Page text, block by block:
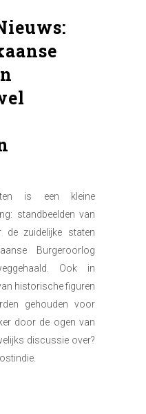
is een kleine
standbeelden van
de zuidelijke staten
Burgeroorlog
Ook in
historische figuren
gehouden voor
door de ogen van
discussie over?